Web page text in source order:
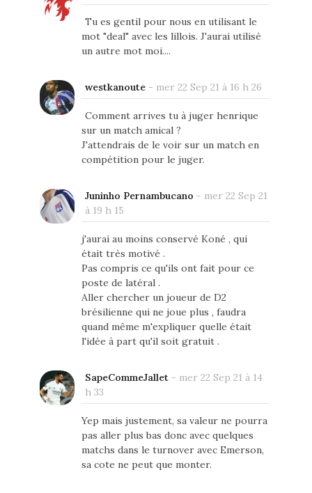
Tu es gentil pour nous en utilisant le
mot "deal" avec les lillois. J'aurai utilisé
un autre mot moi....
westkanoute- mer 22 Sep 21 à 16 h 26
Comment arrives tu à juger henrique
sur un match amical ?
J'attendrais de le voir sur un match en
compétition pour le juger.
Juninho Pernambucano - mer 22 Sep 21
à 19 h 15
j'aurai au moins conservé Koné , qui
était très motivé .
Pas compris ce qu'ils ont fait pour ce
poste de latéral .
Aller chercher un joueur de D2
brésilienne qui ne joue plus , faudra
quand même m'expliquer quelle était
l'idée à part qu'il soit gratuit .
SapeCommeJallet- mer 22 Sep 21 à 14
h 33
Yep mais justement, sa valeur ne pourra
pas aller plus bas donc avec quelques
matchs dans le turnover avec Emerson,
sa cote ne peut que monter.